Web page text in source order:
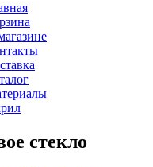
стекло